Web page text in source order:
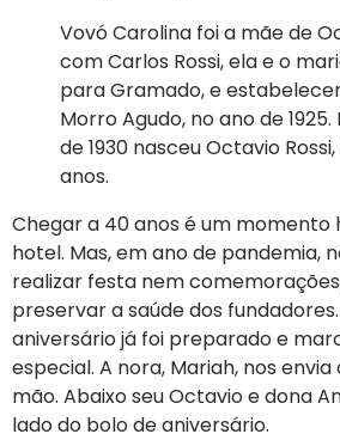
Vovó Carolina foi a mãe de
com Carlos Rossi, ela e o
para Gramado, e
Morro Agudo, no ano de
de 1930 nasceu Octavio
anos.
Chegar a 40 anos é um momento
hotel. Mas, em ano de pandemia,
realizar festa nem
preservar a saúde dos
aniversário já foi preparado e
especial. A nora, Mariah, nos
mão. Abaixo seu Octavio e dona
lado do bolo de aniversário.